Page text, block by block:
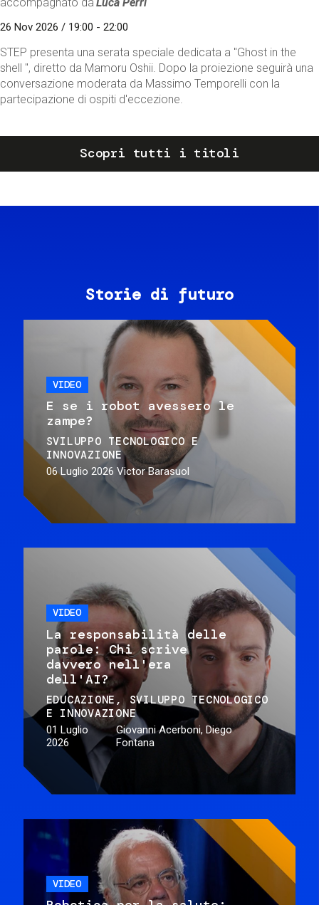
26 Nov 2026 / 19:00 - 22:00
STEP presenta una serata speciale dedicata a "Ghost in the
shell ", diretto da Mamoru Oshii. Dopo la proiezione seguirà una
conversazione moderata da Massimo Temporelli con la
partecipazione di ospiti d'eccezione.
Scopri tutti i titoli
Storie di futuro
VIDEO
E se i robot avessero le
zampe?
SVILUPPO TECNOLOGICO E
INNOVAZIONE
06 Luglio 2026 Victor Barasuol
VIDEO
La responsabilità delle
parole: Chi scrive
davvero nell'era
dell'AI?
EDUCAZIONE
SVILUPPO TECNOLOGICO
E INNOVAZIONE
01 Luglio
2026
Giovanni Acerboni, Diego
Fontana
VIDEO